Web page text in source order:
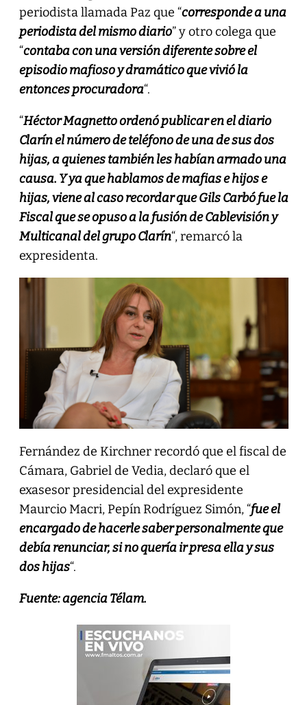
periodista llamada Paz que “corresponde a una
periodista del mismo diario” y otro colega que
“contaba con una versión diferente sobre el
episodio mafioso y dramático que vivió la
entonces procuradora“.
“Héctor Magnetto ordenó publicar en el diario
Clarín el número de teléfono de una de sus dos
hijas, a quienes también les habían armado una
causa. Y ya que hablamos de mafias e hijos e
hijas, viene al caso recordar que Gils Carbó fue la
Fiscal que se opuso a la fusión de Cablevisión y
Multicanal del grupo Clarín“, remarcó la
expresidenta.
Fernández de Kirchner recordó que el fiscal de
Cámara, Gabriel de Vedia, declaró que el
exasesor presidencial del expresidente
Maurcio Macri, Pepín Rodríguez Simón, “fue el
encargado de hacerle saber personalmente que
debía renunciar, si no quería ir presa ella y sus
dos hijas“.
Fuente: agencia Télam.